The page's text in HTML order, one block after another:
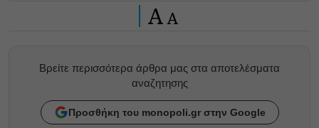
A A
Βρείτε περισσότερα άρθρα μας στα αποτελέσματα
αναζητησης
Προσθήκη του monopoli.gr στην Google